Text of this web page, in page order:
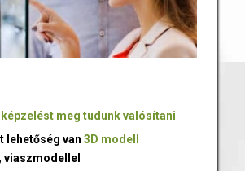
meg tudunk valósítani
lehetőség van 3D modell
viaszmodellel